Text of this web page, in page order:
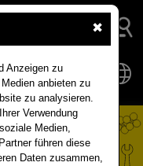
✖
Anzeigen zu
anbieten zu
zu analysieren.
Verwendung
Medien,
führen diese
Daten zusammen,